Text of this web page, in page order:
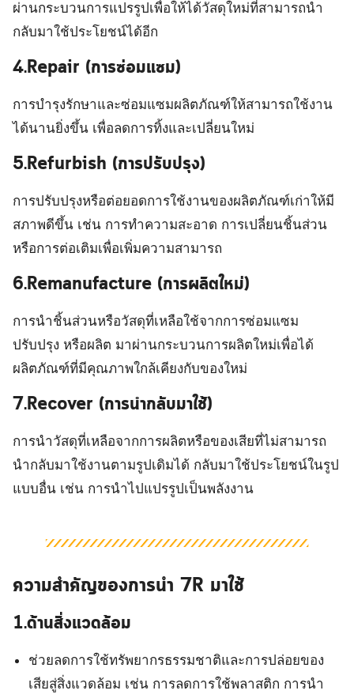
ผ่านกระบวนการแปรรูปเพื่อให้ได้วัสดุใหม่ที่สามารถนำ
กลับมาใช้ประโยชน์ได้อีก
4.Repair (การซ่อมแซม)
การบำรุงรักษาและซ่อมแซมผลิตภัณฑ์ให้สามารถใช้งาน
ได้นานยิ่งขึ้น เพื่อลดการทิ้งและเปลี่ยนใหม่
5.Refurbish (การปรับปรุง)
การปรับปรุงหรือต่อยอดการใช้งานของผลิตภัณฑ์เก่าให้มี
สภาพดีขึ้น เช่น การทำความสะอาด การเปลี่ยนชิ้นส่วน
หรือการต่อเติมเพื่อเพิ่มความสามารถ
6.Remanufacture (การผลิตใหม่)
การนำชิ้นส่วนหรือวัสดุที่เหลือใช้จากการซ่อมแซม
ปรับปรุง หรือผลิต มาผ่านกระบวนการผลิตใหม่เพื่อได้
ผลิตภัณฑ์ที่มีคุณภาพใกล้เคียงกับของใหม่
7.Recover (การนำกลับมาใช้)
การนำวัสดุที่เหลือจากการผลิตหรือของเสียที่ไม่สามารถ
นำกลับมาใช้งานตามรูปเดิมได้ กลับมาใช้ประโยชน์ในรูป
แบบอื่น เช่น การนำไปแปรรูปเป็นพลังงาน
ความสำคัญของการนำ 7R มาใช้
1.ด้านสิ่งแวดล้อม
ช่วยลดการใช้ทรัพยากรธรรมชาติและการปล่อยของ
เสียสู่สิ่งแวดล้อม เช่น การลดการใช้พลาสติก การนำ